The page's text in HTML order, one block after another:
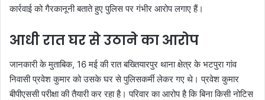
कार्रवाई को गैरकानूनी बताते हुए पुलिस पर गंभीर आरोप लगाए हैं।
आधी रात घर से उठाने का आरोप
जानकारी के मुताबिक, 16 मई की रात बख्तियारपुर थाना क्षेत्र के भटपुरा गांव
निवासी प्रवेश कुमार को उसके घर से पुलिसकर्मी लेकर गए थे। प्रवेश कुमार
बीपीएससी परीक्षा की तैयारी कर रहा है। परिवार का आरोप है कि बिना किसी नोटिस